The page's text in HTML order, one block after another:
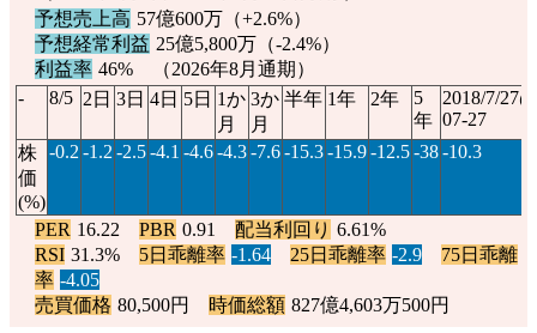
予想売上高 57億600万（+2.6%）
予想経常利益 25億5,800万（-2.4%）
利益率 46% （2026年8月通期）
-
8/5 2日 3日 4日 5日 1か
月
3か
月
半年 1年 2年
5
年
2018/7/
07-27
株
価
(%)
-0.2 -1.2 -2.5-4.1 -4.6-4.3-7.6-15.3-15.9-12.5-38-10.3
PER 16.22 PBR 0.91 配当利回り 6.61%
RSI 31.3% 5日乖離率 -1.64 25日乖離率 -2.9
75日乖離
率 -4.05
売買価格 80,500円 時価総額 827億4,603万500円